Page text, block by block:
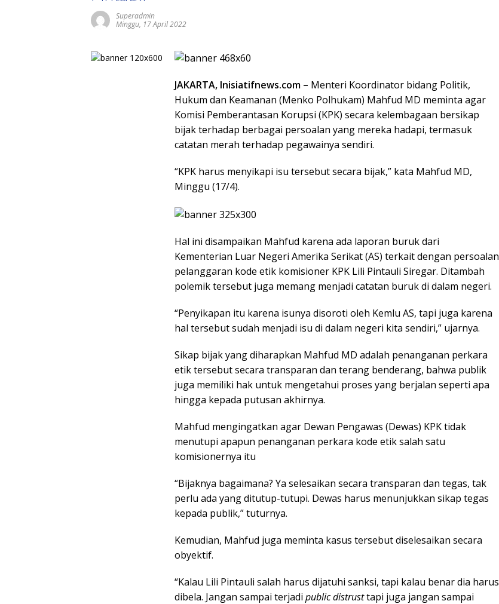
Superadmin
Minggu, 17 April 2022
JAKARTA, Inisiatifnews.com – Menteri Koordinator bidang Politik,
Hukum dan Keamanan (Menko Polhukam) Mahfud MD meminta agar
Komisi Pemberantasan Korupsi (KPK) secara kelembagaan bersikap
bijak terhadap berbagai persoalan yang mereka hadapi, termasuk
catatan merah terhadap pegawainya sendiri.
“KPK harus menyikapi isu tersebut secara bijak,” kata Mahfud MD,
Minggu (17/4).
Hal ini disampaikan Mahfud karena ada laporan buruk dari
Kementerian Luar Negeri Amerika Serikat (AS) terkait dengan persoalan
pelanggaran kode etik komisioner KPK Lili Pintauli Siregar. Ditambah
polemik tersebut juga memang menjadi catatan buruk di dalam negeri.
“Penyikapan itu karena isunya disoroti oleh Kemlu AS, tapi juga karena
hal tersebut sudah menjadi isu di dalam negeri kita sendiri,” ujarnya.
Sikap bijak yang diharapkan Mahfud MD adalah penanganan perkara
etik tersebut secara transparan dan terang benderang, bahwa publik
juga memiliki hak untuk mengetahui proses yang berjalan seperti apa
hingga kepada putusan akhirnya.
Mahfud mengingatkan agar Dewan Pengawas (Dewas) KPK tidak
menutupi apapun penanganan perkara kode etik salah satu
komisionernya itu
“Bijaknya bagaimana? Ya selesaikan secara transparan dan tegas, tak
perlu ada yang ditutup-tutupi. Dewas harus menunjukkan sikap tegas
kepada publik,” tuturnya.
Kemudian, Mahfud juga meminta kasus tersebut diselesaikan secara
obyektif.
“Kalau Lili Pintauli salah harus dijatuhi sanksi, tapi kalau benar dia harus
dibela. Jangan sampai terjadi public distrusttapi juga jangan sampai